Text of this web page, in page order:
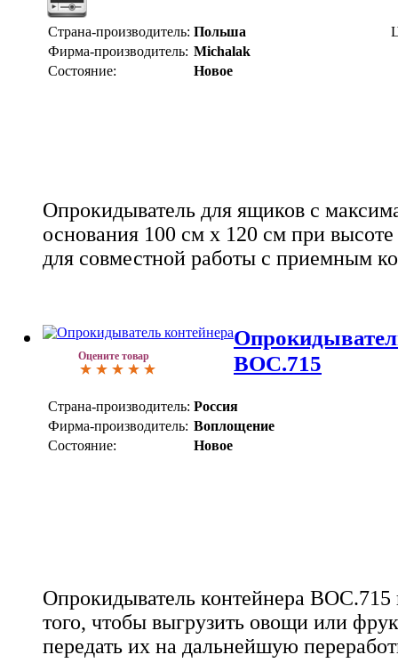
Страна-производитель: Польша
Фирма-производитель: Michalak
Состояние:
Новое
Опрокидыватель для ящиков с
основания 100 см x 120 см при
для совместной работы с приемным
Оцените товар
ВОС.715
Страна-производитель: Россия
Фирма-производитель: Воплощение
Состояние:
Новое
Опрокидыватель контейнера ВОС.715
того, чтобы выгрузить овощи или
передать их на дальнейшую